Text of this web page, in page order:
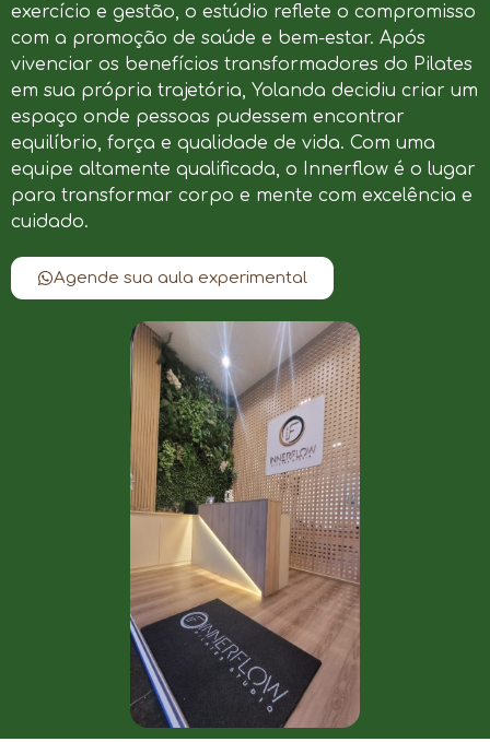
exercício e gestão, o estúdio reflete o compromisso
com a promoção de saúde e bem-estar. Após
vivenciar os benefícios transformadores do Pilates
em sua própria trajetória, Yolanda decidiu criar um
espaço onde pessoas pudessem encontrar
equilíbrio, força e qualidade de vida. Com uma
equipe altamente qualificada, o Innerflow é o lugar
para transformar corpo e mente com excelência e
cuidado.
Agende sua aula experimental